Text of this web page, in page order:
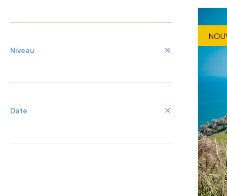
Niveau
Date